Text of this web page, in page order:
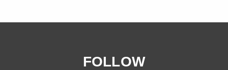
FOLLOW